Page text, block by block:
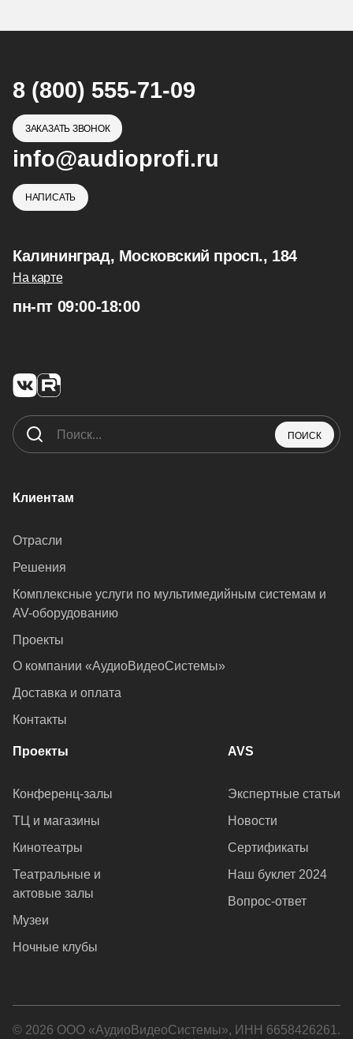
8 (800) 555-71-09
ЗАКАЗАТЬ ЗВОНОК
info@audioprofi.ru
НАПИСАТЬ
Калининград, Московский просп., 184
На карте
пн-пт 09:00-18:00
ПОИСК
Клиентам
Отрасли
Решения
Комплексные услуги по мультимедийным системам и
AV-оборудованию
Проекты
О компании «АудиоВидеоСистемы»
Доставка и оплата
Контакты
Проекты
Конференц-залы
ТЦ и магазины
Кинотеатры
Театральные и
актовые залы
Музеи
Ночные клубы
AVS
Экспертные статьи
Новости
Сертификаты
Наш буклет 2024
Вопрос-ответ
© 2026 ООО «АудиоВидеоСистемы», ИНН 6658426261.